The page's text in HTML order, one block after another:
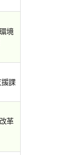
境
援課
革